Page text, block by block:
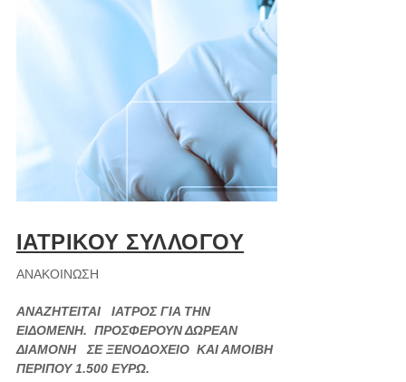
ΙΑΤΡΙΚΟΥ ΣΥΛΛΟΓΟΥ
ΑΝΑΚΟΙΝΩΣΗ
ΑΝΑΖΗΤΕΙΤΑΙ ΙΑΤΡΟΣ ΓΙΑ ΤΗΝ
ΕΙΔΟΜΕΝΗ. ΠΡΟΣΦΕΡΟΥΝ ΔΩΡΕΑΝ
ΔΙΑΜΟΝΗ ΣΕ ΞΕΝΟΔΟΧΕΙΟ ΚΑΙ ΑΜΟΙΒΗ
ΠΕΡΙΠΟΥ 1.500 ΕΥΡΩ.